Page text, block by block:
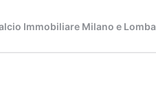
Immobiliare Milano e